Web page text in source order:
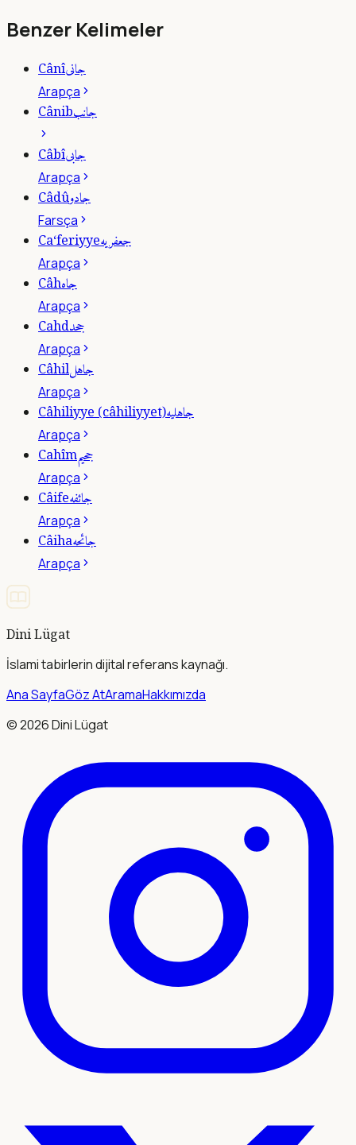
Benzer Kelimeler
Cânîجانى
Arapça
Cânibجانب
Câbîجابى
Arapça
Câdûجادو
Farsça
Ca‘feriyyeجعفريه
Arapça
Câhجاه
Arapça
Cahdجحد
Arapça
Câhilجاهل
Arapça
Câhiliyye (câhiliyyet)جاهليه
Arapça
Cahîmجحيم
Arapça
Câifeجائفه
Arapça
Câihaجائحه
Arapça
Dini Lügat
İslami tabirlerin dijital referans kaynağı.
Ana SayfaGöz AtAramaHakkımızda
©2026Dini Lügat